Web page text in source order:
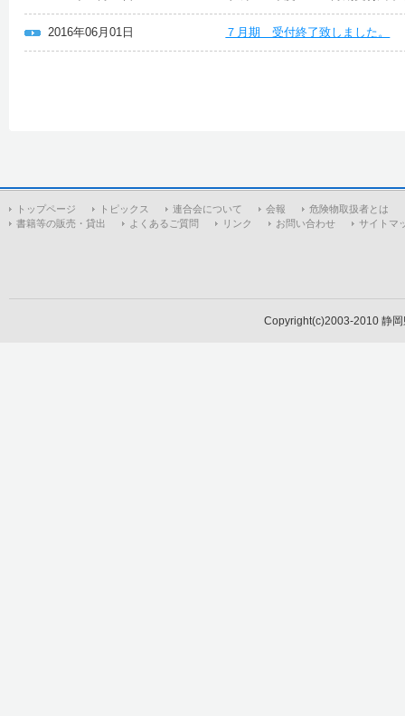
2016年06月01日 ７月期 受付終了致しました。
トップページ トピックス 連合会について 会報
危険物取扱者とは
書籍等の販売・貸出
よくあるご質問 リンク お問い合わせ サイトマ
Copyright(c)2003-2010 静